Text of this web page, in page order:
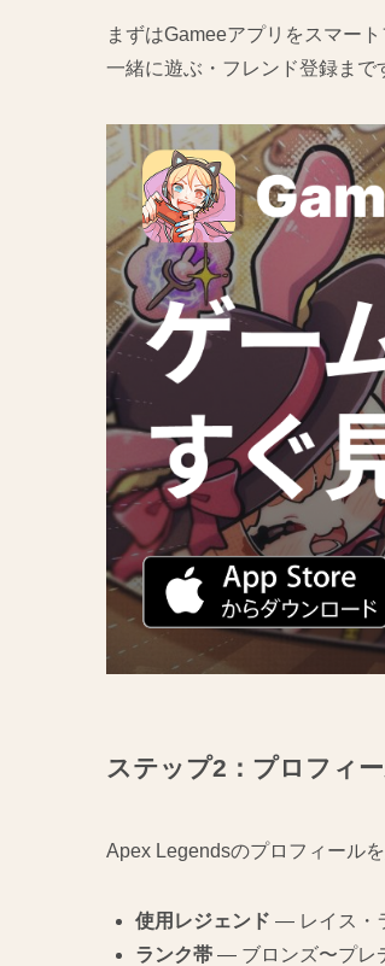
まずはGameeアプリをスマー
一緒に遊ぶ・フレンド登録まで
ステップ2：プロフィ
Apex Legendsのプロフィール
使用レジェンド — レイス・
ランク帯 — ブロンズ〜プレ